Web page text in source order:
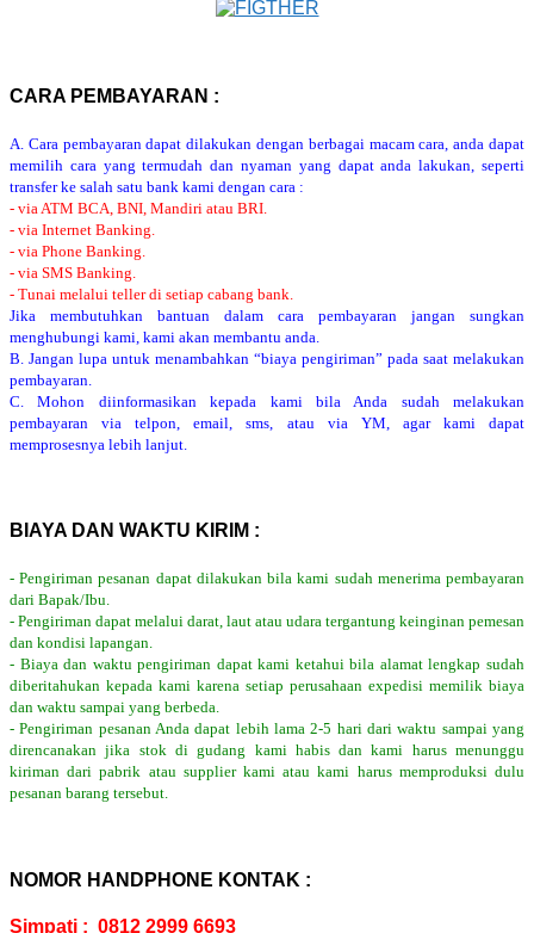
CARA PEMBAYARAN :
A. Cara pembayaran dapat dilakukan dengan berbagai macam cara, anda dapat
memilih cara yang termudah dan nyaman yang dapat anda lakukan, seperti
transfer ke salah satu bank kami dengan cara :
- via ATM BCA, BNI, Mandiri atau BRI.
- via Internet Banking.
- via Phone Banking.
- via SMS Banking.
- Tunai melalui teller di setiap cabang bank.
Jika membutuhkan bantuan dalam cara pembayaran jangan sungkan
menghubungi kami, kami akan membantu anda.
B. Jangan lupa untuk menambahkan “biaya pengiriman” pada saat melakukan
pembayaran.
C. Mohon diinformasikan kepada kami bila Anda sudah melakukan
pembayaran via telpon, email, sms, atau via YM, agar kami dapat
memprosesnya lebih lanjut.
BIAYA DAN WAKTU KIRIM :
- Pengiriman pesanan dapat dilakukan bila kami sudah menerima pembayaran
dari Bapak/Ibu.
- Pengiriman dapat melalui darat, laut atau udara tergantung keinginan pemesan
dan kondisi lapangan.
- Biaya dan waktu pengiriman dapat kami ketahui bila alamat lengkap sudah
diberitahukan kepada kami karena setiap perusahaan expedisi memilik biaya
dan waktu sampai yang berbeda.
- Pengiriman pesanan Anda dapat lebih lama 2-5 hari dari waktu sampai yang
direncanakan jika stok di gudang kami habis dan kami harus menunggu
kiriman dari pabrik atau supplier kami atau kami harus memproduksi dulu
pesanan barang tersebut.
NOMOR HANDPHONE KONTAK :
Simpati : 0812 2999 6693